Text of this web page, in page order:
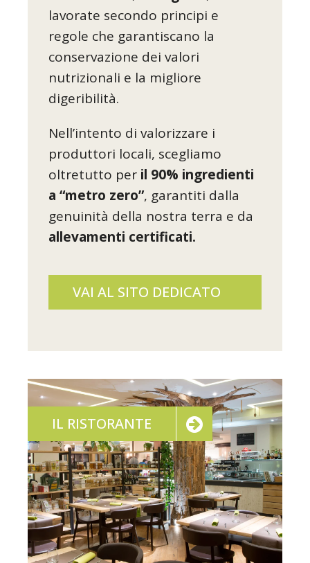
lavorate secondo principi e
regole che garantiscano la
conservazione dei valori
nutrizionali e la migliore
digeribilità.
Nell’intento di valorizzare i
produttori locali, scegliamo
oltretutto per il 90% ingredienti
a “metro zero”, garantiti dalla
genuinità della nostra terra e da
allevamenti certificati.
VAI AL SITO DEDICATO
IL RISTORANTE